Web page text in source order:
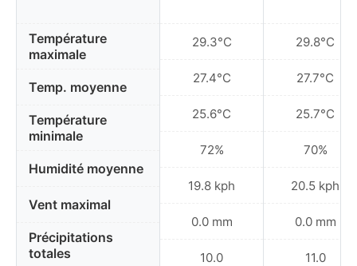
Température
maximale
Temp. moyenne
Température
minimale
Humidité moyenne
Vent maximal
Précipitations
totales
29.3°C
27.4°C
25.6°C
72%
19.8 kph
0.0 mm
10.0
29.8°C
27.7°C
25.7°C
70%
20.5 kph
0.0 mm
11.0